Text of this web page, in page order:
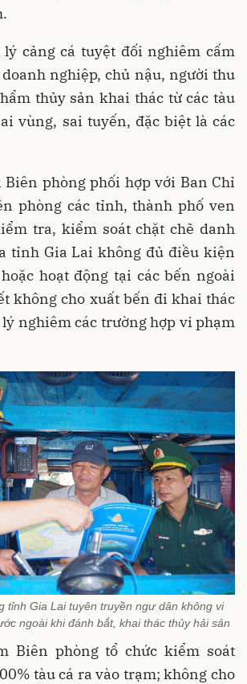
lý cảng cá tuyệt đối nghiêm cấm
nghiệp, chủ nậu, người thu
thủy sản khai thác từ các tàu
vùng, sai tuyến, đặc biệt là các
Biên phòng phối hợp với Ban Chỉ
phòng các tỉnh, thành phố ven
tra, kiểm soát chặt chẽ danh
tỉnh Gia Lai không đủ điều kiện
hoạt động tại các bến ngoài
không cho xuất bến đi khai thác
nghiêm các trường hợp vi phạm
tỉnh Gia Lai tuyên truyền ngư dân không vi
ngoài khi đánh bắt, khai thác thủy hải sản
Biên phòng tổ chức kiểm soát
tàu cá ra vào trạm; không cho